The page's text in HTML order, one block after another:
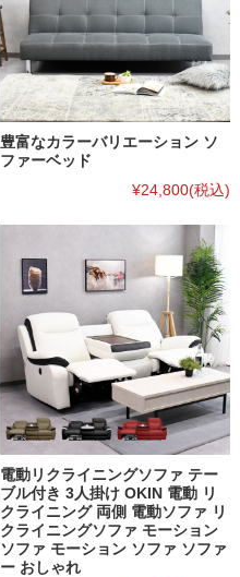
豊富なカラーバリエーション ソ
ファーベッド
¥24,800(税込)
電動リクライニングソファ テー
ブル付き 3人掛け OKIN 電動 リ
クライニング 両側 電動ソファ リ
クライニングソファ モーション
ソファ モーション ソファ ソファ
ー おしゃれ